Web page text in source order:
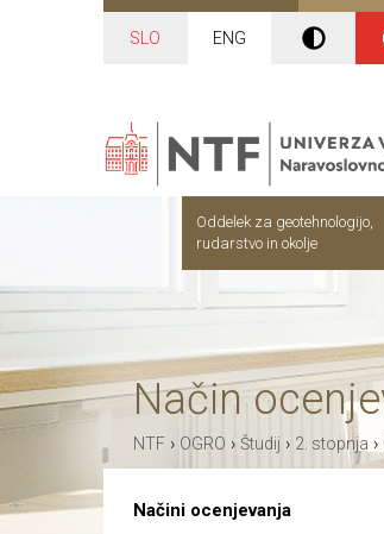
SLO ENG
Oddelek za geotehnologijo,
rudarstvo in okolje
Način
NTF › OGRO › Študij › 2. stopnja ›
Načini ocenjevanja